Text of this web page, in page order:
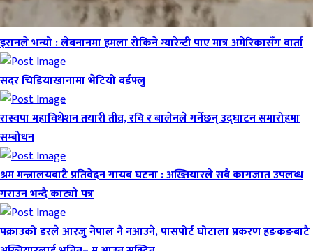
इरानले भन्यो : लेबनानमा हमला रोकिने ग्यारेन्टी पाए मात्र अमेरिकासँग वार्ता
सदर चिडियाखानामा भेटियो बर्डफ्लु
रास्वपा महाविधेशन तयारी तीव्र, रवि र बालेनले गर्नेछन् उद्घाटन समारोहमा
सम्बोधन
श्रम मन्त्रालयबाटै प्रतिवेदन गायब घटना : अख्तियारले सबै कागजात उपलब्ध
गराउन भन्दै काट्यो पत्र
पक्राउको डरले आरजु नेपाल नै नआउने, पासपोर्ट घोटाला प्रकरण हङकङबाटै